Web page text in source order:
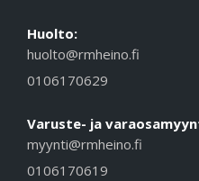
Huolto:
huolto@rmheino.fi
0106170629
Varuste- ja
myynti@rmheino.fi
0106170619